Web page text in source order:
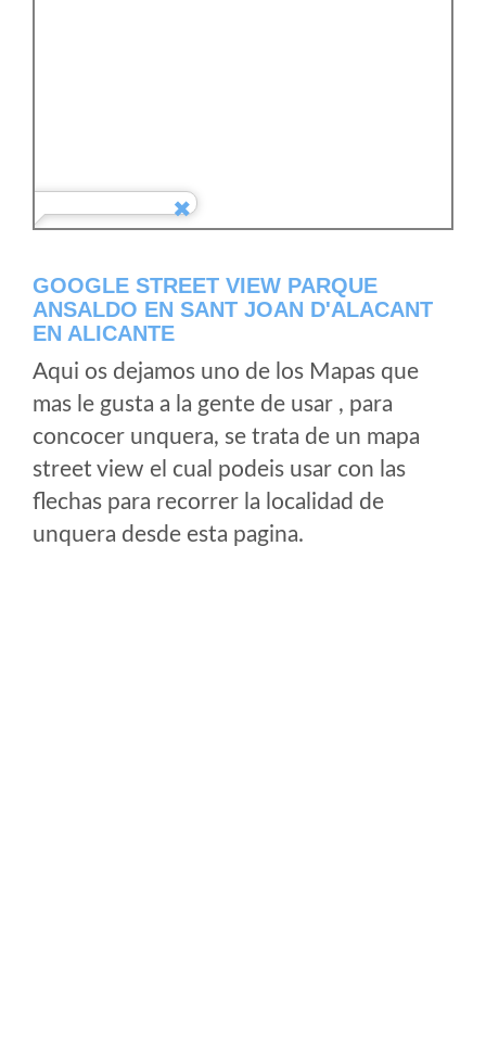
GOOGLE STREET VIEW PARQUE
ANSALDO EN SANT JOAN D'ALACANT
EN ALICANTE
Aqui os dejamos uno de los Mapas que
mas le gusta a la gente de usar , para
concocer unquera, se trata de un mapa
street view el cual podeis usar con las
flechas para recorrer la localidad de
unquera desde esta pagina.